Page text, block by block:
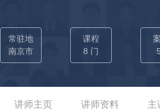
募股权15.3亿，地产基金9.7亿，私募证
额，实现募集过亿产品11个，完成IDG
底情况下，助力投资业务全国第一；
→2019-2020年：P2P暴雷背景下半年
常驻地
南京市
课程
8 门
讲师主页 讲师资料 主